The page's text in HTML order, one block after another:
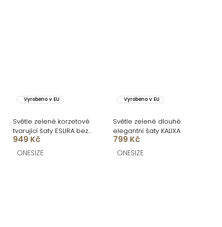
Vyrobeno v EU
Světle zelené korzetové
tvarující šaty ESLIRA bez
ramínek
949 Kč
ONESIZE
Vyrobeno v EU
Světle zelené dlouhé
elegantní šaty KALIXA
799 Kč
ONESIZE